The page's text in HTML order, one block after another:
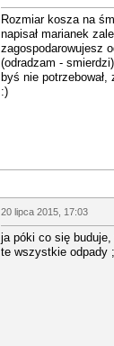
Rozmiar kosza na
napisał marianek
zagospodarowujesz
(odradzam -
byś nie
:)
20 lipca 2015, 17:03
ja póki co się
te wszystkie odpady